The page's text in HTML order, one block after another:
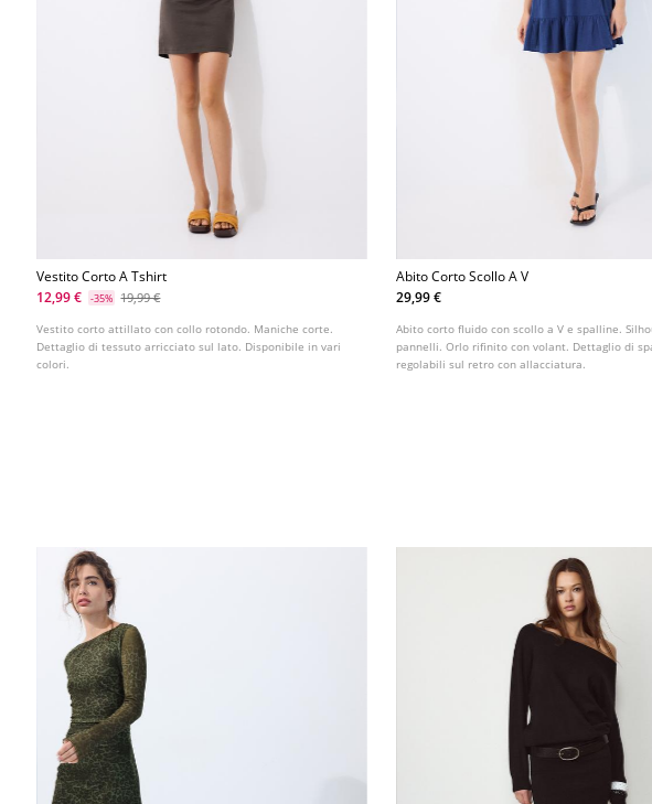
Vestito Corto A Tshirt
12,99 €
-35% 19,99 €
Vestito corto attillato con collo rotondo. Maniche corte.
Dettaglio di tessuto arricciato sul lato. Disponibile in vari
colori.
Abito Corto Scollo A V
29,99 €
Abito corto fluido con scollo a V e spalline.
pannelli. Orlo rifinito con volant. Dettaglio di
regolabili sul retro con allacciatura.